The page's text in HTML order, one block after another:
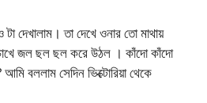
দেখালাম। তা দেখে ওনার তো মাথায়
জল ছল ছল করে উঠল । কাঁদো কাঁদো
বললাম সেদিন ভিক্টোরিয়া থেকে